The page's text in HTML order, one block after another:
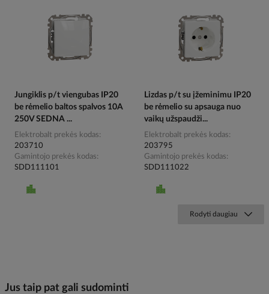
Jungiklis p/t viengubas IP20
be rėmelio baltos spalvos 10A
250V SEDNA ...
Elektrobalt prekės kodas
203710
Gamintojo prekės kodas
SDD111101
Lizdas p/t su įžeminimu IP20
be rėmelio su apsauga nuo
vaikų užspaudži...
Elektrobalt prekės kodas
203795
Gamintojo prekės kodas
SDD111022
Rodyti daugiau
Jus taip pat gali sudominti